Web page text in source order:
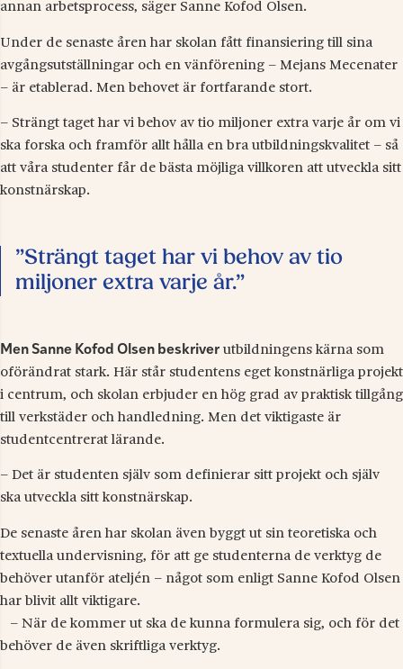
annan arbetsprocess, säger Sanne Kofod Olsen.
Under de senaste åren har skolan fått finansiering till sina
avgångsutställningar och en vänförening – Mejans Mecenater
– är etablerad. Men behovet är fortfarande stort.
– Strängt taget har vi behov av tio miljoner extra varje år om vi
ska forska och framför allt hålla en bra utbildningskvalitet – så
att våra studenter får de bästa möjliga villkoren att utveckla sitt
konstnärskap.
”Strängt taget har vi behov av tio
miljoner extra varje år.”
Men Sanne Kofod Olsen beskriver utbildningens kärna som
oförändrat stark. Här står studentens eget konstnärliga projekt
i centrum, och skolan erbjuder en hög grad av praktisk tillgång
till verkstäder och handledning. Men det viktigaste är
studentcentrerat lärande.
– Det är studenten själv som definierar sitt projekt och själv
ska utveckla sitt konstnärskap.
De senaste åren har skolan även byggt ut sin teoretiska och
textuella undervisning, för att ge studenterna de verktyg de
behöver utanför ateljén – något som enligt Sanne Kofod Olsen
har blivit allt viktigare.
– När de kommer ut ska de kunna formulera sig, och för det
behöver de även skriftliga verktyg.